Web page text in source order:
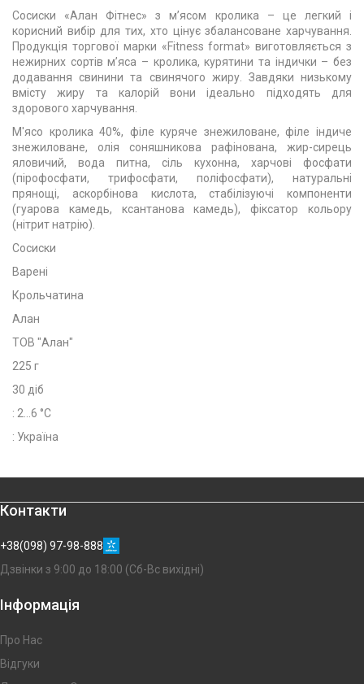
Сосиски «Алан Фітнес» з м’ясом кролика – це легкий і
корисний вибір для тих, хто цінує збалансоване харчування.
Продукція торгової марки «Fitness format» виготовляється з
нежирних сортів м’яса – кролика, курятини та індички – без
додавання свинини та свинячого жиру. Завдяки низькому
вмісту жиру та калорій вони ідеально підходять для
здорового харчування.
М'ясо кролика 40%, філе куряче знежиловане, філе індиче
знежиловане, олія соняшникова рафінована, жир-сирець
яловичий, вода питна, сіль кухонна, харчові фосфати
(пірофосфати, трифосфати, поліфосфати), натуральні
прянощі, аскорбінова кислота, стабілізуючі компоненти
(гуарова камедь, ксантанова камедь), фіксатор кольору
(нітрит натрію).
Сосиски
Варені
Крольчатина
Алан
ТОВ "Алан"
225 г
30 діб
: 2...6 °C
: Україна
Контакти
+38(098) 97-98-888
Дзвінки з 9:00 до 18:00 (Сб-Вс вихідні)
Інформація
Про Нас
Відгуки